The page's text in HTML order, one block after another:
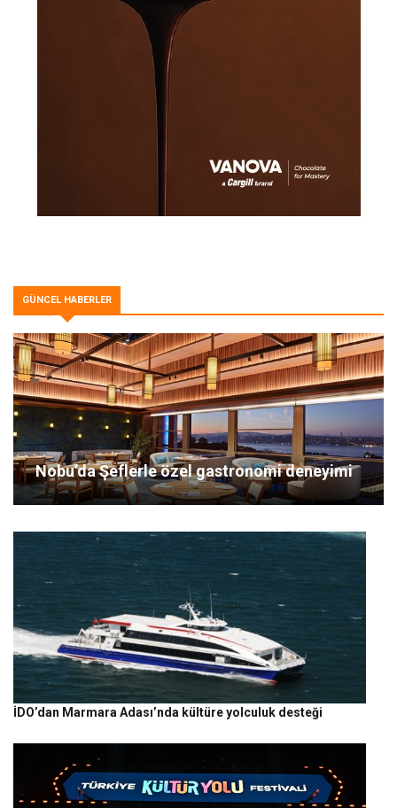
GÜNCEL HABERLER
Nobu’da Şeflerle özel gastronomi deneyimi
İDO’dan Marmara Adası’nda kültüre yolculuk desteği